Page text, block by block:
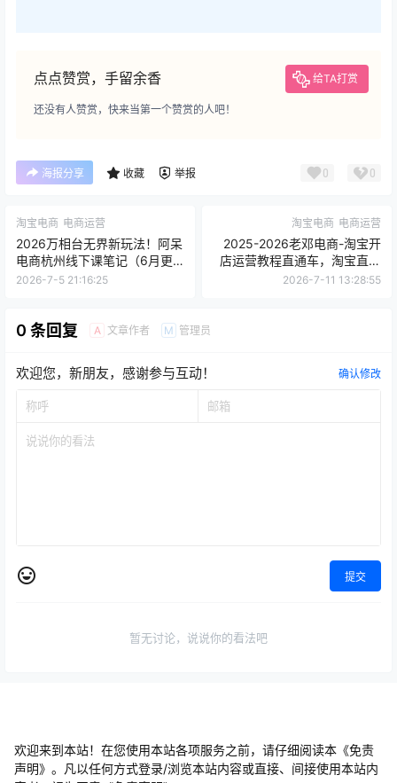
点点赞赏，手留余香 给TA打赏
还没有人赞赏，快来当第一个赞赏的人吧！
海报分享 收藏 举报 0 0
淘宝电商 电商运营
2026万相台无界新玩法！阿呆
电商杭州线下课笔记（6月更
新）
2026-7-5 21:16:25
淘宝电商 电商运营
2025-2026老邓电商-淘宝开
店运营教程直通车，淘宝直通
车+引力魔方+无界运营全链路
2026-7-11 13:28:55
0 条回复 A 文章作者 M 管理员
欢迎您，新朋友，感谢参与互动！ 确认修改
提交
暂无讨论，说说你的看法吧
欢迎来到本站！在您使用本站各项服务之前，请仔细阅读本《免责
声明》。凡以任何方式登录/浏览本站内容或直接、间接使用本站内